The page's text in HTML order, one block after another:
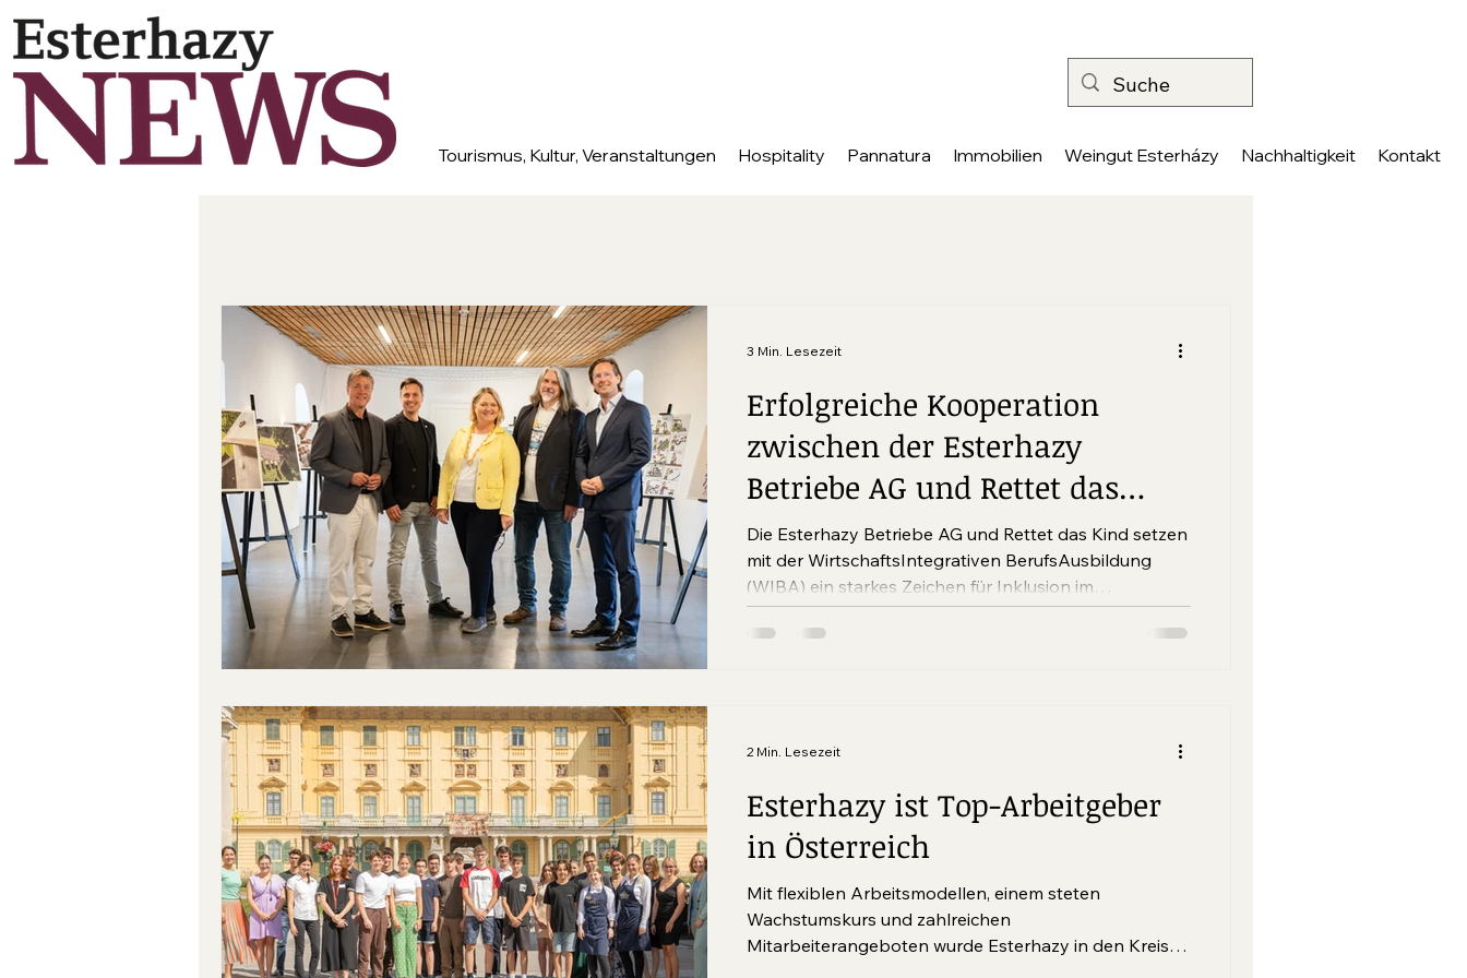
Tourismus, Kultur, Veranstaltungen Hospitality Pannatura Immobilien Weingut Esterházy Nachhaltigkeit Kontakt
Erfolgreiche Kooperation
zwischen der Esterhazy
Betriebe AG und Rettet das
Kind – Perspektiven durch
Inklusion und Praxisnähe
Die Esterhazy Betriebe AG und Rettet das Kind setzen
mit der WirtschaftsIntegrativen BerufsAusbildung
(WIBA) ein starkes Zeichen für Inklusion im
Burgenland. Das Projekt ermöglicht eine
Berufsausbildung für Menschen mit Behinderung und
3 Min. Lesezeit
Esterhazy ist Top-Arbeitgeber
in Österreich
Mit flexiblen Arbeitsmodellen, einem steten
Wachstumskurs und zahlreichen
Mitarbeiterangeboten wurde Esterhazy in den Kreis
2 Min. Lesezeit